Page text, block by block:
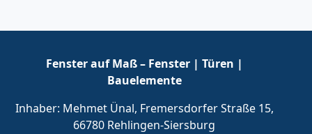
Fenster auf Maß – Fenster | Türen |
Bauelemente
Inhaber: Mehmet Ünal, Fremersdorfer Straße 15,
66780 Rehlingen-Siersburg